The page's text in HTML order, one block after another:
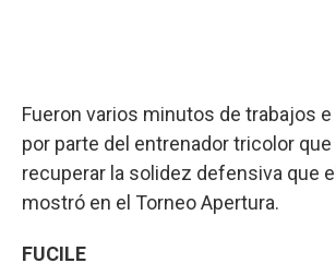
Fueron varios minutos de trabajos
por parte del entrenador tricolor que
recuperar la solidez defensiva que
mostró en el Torneo Apertura.
FUCILE